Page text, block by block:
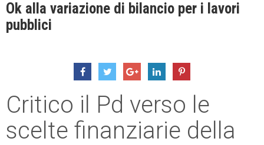
Ok alla variazione di bilancio per i lavori
pubblici
Critico il Pd verso le
scelte finanziarie della